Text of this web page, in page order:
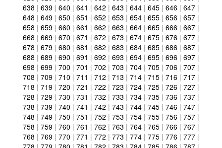
638 | 639 | 640 | 641 | 642 | 643 | 644 | 645 | 646 | 647 |
648 | 649 | 650 | 651 | 652 | 653 | 654 | 655 | 656 | 657 |
658 | 659 | 660 | 661 | 662 | 663 | 664 | 665 | 666 | 667 |
668 | 669 | 670 | 671 | 672 | 673 | 674 | 675 | 676 | 677 |
678 | 679 | 680 | 681 | 682 | 683 | 684 | 685 | 686 | 687 |
688 | 689 | 690 | 691 | 692 | 693 | 694 | 695 | 696 | 697 |
698 | 699 | 700 | 701 | 702 | 703 | 704 | 705 | 706 | 707 |
708 | 709 | 710 | 711 | 712 | 713 | 714 | 715 | 716 | 717 |
718 | 719 | 720 | 721 | 722 | 723 | 724 | 725 | 726 | 727 |
728 | 729 | 730 | 731 | 732 | 733 | 734 | 735 | 736 | 737 |
738 | 739 | 740 | 741 | 742 | 743 | 744 | 745 | 746 | 747 |
748 | 749 | 750 | 751 | 752 | 753 | 754 | 755 | 756 | 757 |
758 | 759 | 760 | 761 | 762 | 763 | 764 | 765 | 766 | 767 |
768 | 769 | 770 | 771 | 772 | 773 | 774 | 775 | 776 | 777 |